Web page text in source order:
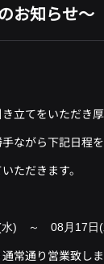
お知らせ～
立てをいただき
ながら下記日程を
ただきます。
(水) ～ 08月17日(
常通り営業致しま